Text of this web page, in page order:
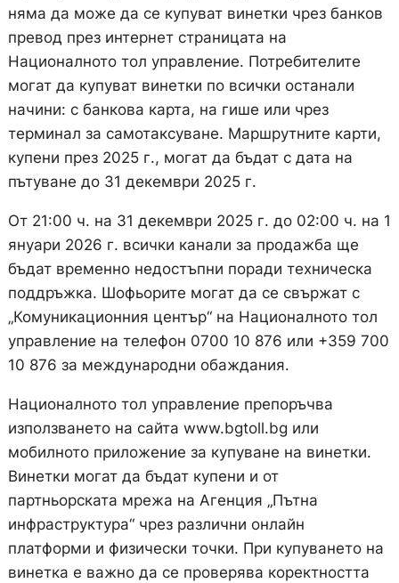
няма да може да се купуват винетки чрез банков
превод през интернет страницата на
Националното тол управление. Потребителите
могат да купуват винетки по всички останали
начини: с банкова карта, на гише или чрез
терминал за самотаксуване. Маршрутните карти,
купени през 2025 г., могат да бъдат с дата на
пътуване до 31 декември 2025 г.
От 21:00 ч. на 31 декември 2025 г. до 02:00 ч. на 1
януари 2026 г. всички канали за продажба ще
бъдат временно недостъпни поради техническа
поддръжка. Шофьорите могат да се свържат с
„Комуникационния център“ на Националното тол
управление на телефон 0700 10 876 или +359 700
10 876 за международни обаждания.
Националното тол управление препоръчва
използването на сайта www.bgtoll.bg или
мобилното приложение за купуване на винетки.
Винетки могат да бъдат купени и от
партньорската мрежа на Агенция „Пътна
инфраструктура“ чрез различни онлайн
платформи и физически точки. При купуването на
винетка е важно да се проверява коректността